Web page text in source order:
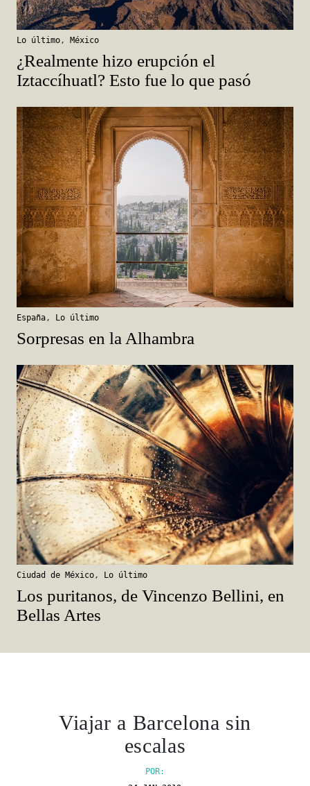
Lo último, México
¿Realmente hizo erupción el
Iztaccíhuatl? Esto fue lo que pasó
España , Lo último
Sorpresas en la Alhambra
Ciudad de México, Lo último
Los puritanos, de Vincenzo Bellini, en
Bellas Artes
Viajar a Barcelona sin
escalas
POR: